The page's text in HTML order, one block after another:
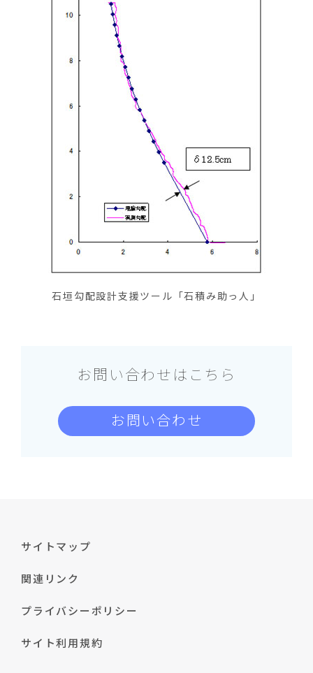
石垣勾配設計支援ツール「石積み助っ人」
お問い合わせはこちら
お問い合わせ
サイトマップ
関連リンク
プライバシーポリシー
サイト利用規約